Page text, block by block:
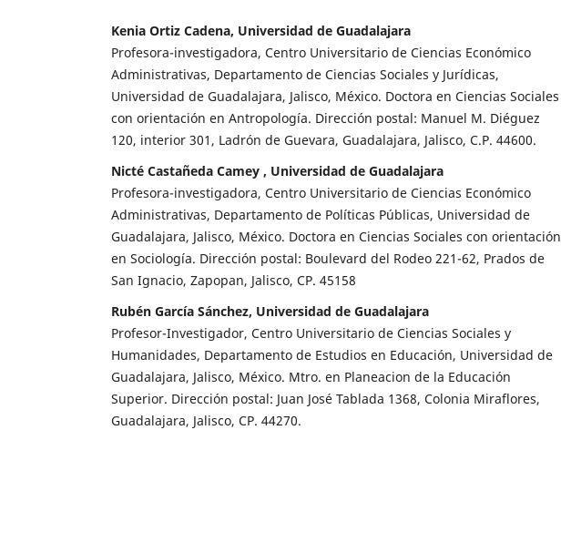
Kenia Ortiz Cadena, Universidad de Guadalajara
Profesora-investigadora, Centro Universitario de Ciencias Económico
Administrativas, Departamento de Ciencias Sociales y Jurídicas,
Universidad de Guadalajara, Jalisco, México. Doctora en Ciencias Sociales
con orientación en Antropología. Dirección postal: Manuel M. Diéguez
120, interior 301, Ladrón de Guevara, Guadalajara, Jalisco, C.P. 44600.
Nicté Castañeda Camey , Universidad de Guadalajara
Profesora-investigadora, Centro Universitario de Ciencias Económico
Administrativas, Departamento de Políticas Públicas, Universidad de
Guadalajara, Jalisco, México. Doctora en Ciencias Sociales con orientación
en Sociología. Dirección postal: Boulevard del Rodeo 221-62, Prados de
San Ignacio, Zapopan, Jalisco, CP. 45158
Rubén García Sánchez, Universidad de Guadalajara
Profesor-Investigador, Centro Universitario de Ciencias Sociales y
Humanidades, Departamento de Estudios en Educación, Universidad de
Guadalajara, Jalisco, México. Mtro. en Planeacion de la Educación
Superior. Dirección postal: Juan José Tablada 1368, Colonia Miraflores,
Guadalajara, Jalisco, CP. 44270.